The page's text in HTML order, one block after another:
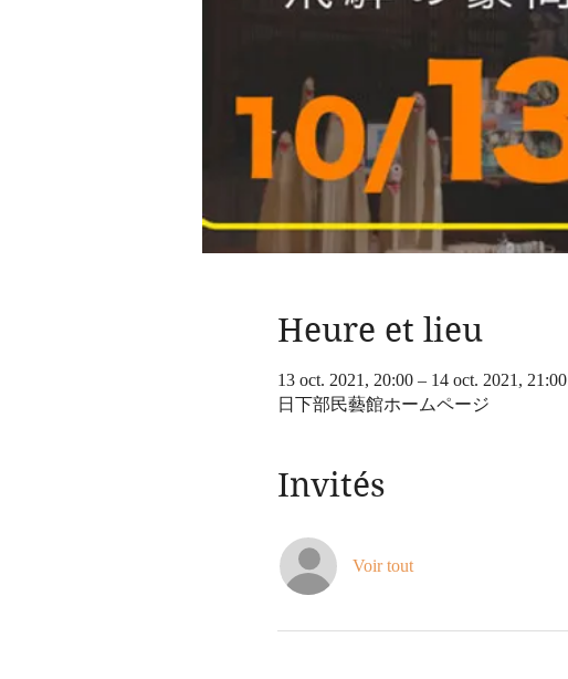
Heure et lieu
13 oct. 2021, 20:00 – 14 oct. 2021, 21:00
日下部民藝館ホームページ
Invités
Voir tout